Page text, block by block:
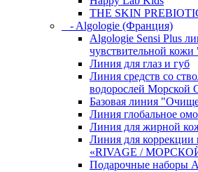
THE SKIN
- Algologie (Франция)
Algologie Sensi Plus
чувcтвительной
Линия для глаз и губ
Линия средств со
водорослей Морской
Базовая линия
Линия глобальное
Линия для жирной
Линия для коррекции
«RIVAGE /
Подарочные наборы